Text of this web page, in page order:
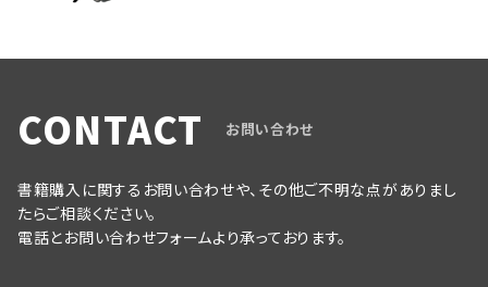
CONTACT お問い合わせ
書籍購入に関するお問い合わせや、その他ご不明な点がありまし
たらご相談ください。
電話とお問い合わせフォームより承っております。